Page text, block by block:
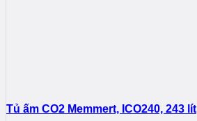
Tủ ấm CO2 Memmert, ICO240, 243 lít